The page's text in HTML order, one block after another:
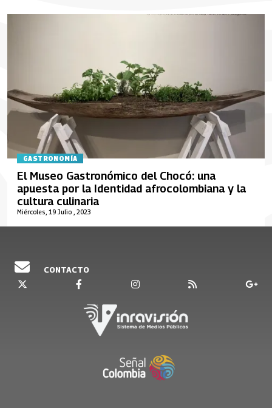
GASTRONOMÍA
Miércoles, 19 Julio , 2023
El Museo Gastronómico del Chocó: una
apuesta por la Identidad afrocolombiana y la
cultura culinaria
CONTACTO